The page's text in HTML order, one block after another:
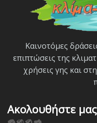
Καινοτόμες
επιπτώσεις της
χρήσεις γης και
Ακολουθήστε μας